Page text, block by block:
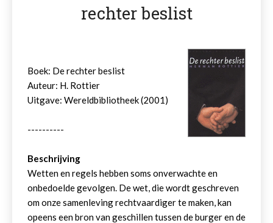
rechter beslist
Boek: De rechter beslist
Auteur: H. Rottier
Uitgave: Wereldbibliotheek (2001)
----------
Beschrijving
Wetten en regels hebben soms onverwachte en
onbedoelde gevolgen. De wet, die wordt geschreven
om onze samenleving rechtvaardiger te maken, kan
opeens een bron van geschillen tussen de burger en de